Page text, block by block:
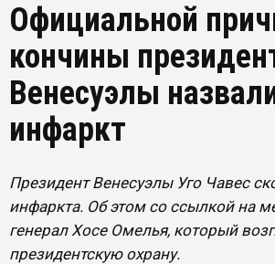
Официальной
кончины
Венесуэлы
инфаркт
Президент Венесуэлы Уго Чавес
инфаркта. Об этом со ссылкой на
генерал Хосе Омелья, который
президентскую охрану.